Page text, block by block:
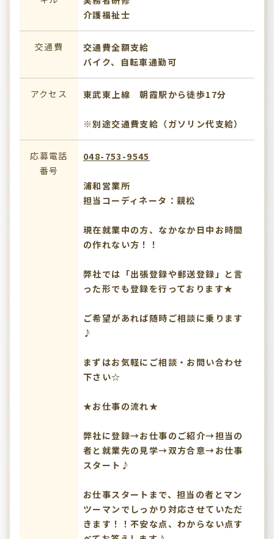
介護福祉士
交通費
交通費全額支給
バイク、自転車通勤可
アクセス 東武東上線 朝霞駅から徒歩17分
※別途交通費支給（ガソリン代支給）
応募電話
番号
048-753-9545
浦和営業所
担当コーディネータ：親松
現在就業中の方、なかなか日中お時間
の作れない方！！
弊社では「出張登録や郵送登録」と言
った形でも登録を行っております★
ご希望があれば随時ご相談に乗ります
♪
まずはお気軽にご相談・お問い合わせ
下さい☆
★お仕事の流れ★
弊社に登録→お仕事のご紹介→担当の
者と就業先の見学→双方合意→お仕事
スタート♪
お仕事スタートまで、担当の者とマン
ツーマンでしっかり対応させていただ
きます！！不安な点、わからない点す